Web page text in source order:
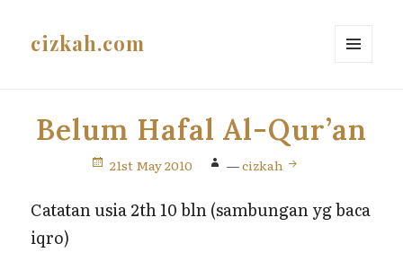
cizkah.com
Belum Hafal Al-Qur’an
21st May 2010 —cizkah
Catatan usia 2th 10 bln (sambungan yg baca
iqro)